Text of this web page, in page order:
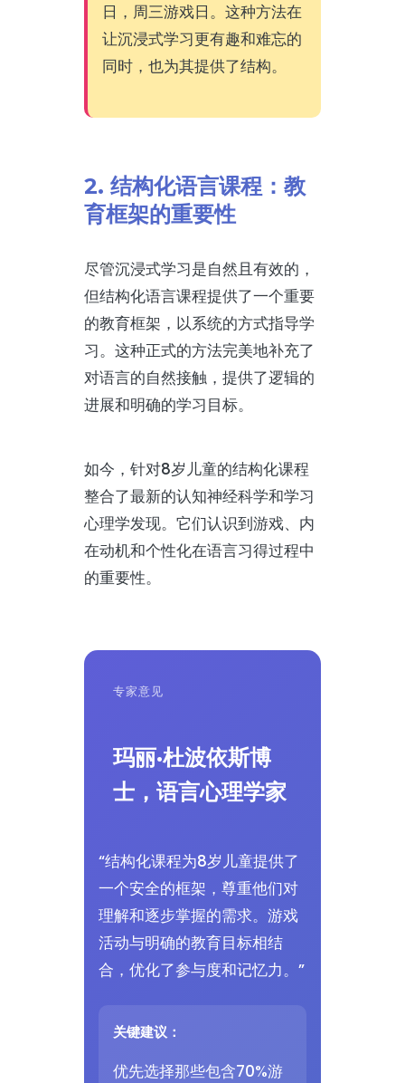
日，周三游戏日。这种方法在
让沉浸式学习更有趣和难忘的
同时，也为其提供了结构。
2. 结构化语言课程：教
育框架的重要性
尽管沉浸式学习是自然且有效的，
但结构化语言课程提供了一个重要
的教育框架，以系统的方式指导学
习。这种正式的方法完美地补充了
对语言的自然接触，提供了逻辑的
进展和明确的学习目标。
如今，针对8岁儿童的结构化课程
整合了最新的认知神经科学和学习
心理学发现。它们认识到游戏、内
在动机和个性化在语言习得过程中
的重要性。
专家意见
玛丽·杜波依斯博
士，语言心理学家
“结构化课程为8岁儿童提供了
一个安全的框架，尊重他们对
理解和逐步掌握的需求。游戏
活动与明确的教育目标相结
合，优化了参与度和记忆力。”
关键建议：
优先选择那些包含70%游